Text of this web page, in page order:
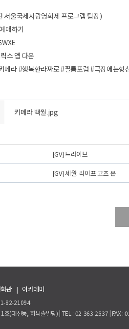
서울국제사랑영화제 프로그램 팀장)
매하기
스 앱 다운
메라 #행복한라짜로 #필름포럼 #극장에는항
키메라 백월.jpg
[GV] 드라이브
[GV] 세월: 라이프 고즈 온
관 | 아카데미
82-21094
호(대신동, 하늬솔빌딩) | TEL : 02-363-2537 | FAX :